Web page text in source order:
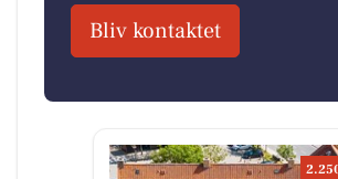
Bliv kontaktet